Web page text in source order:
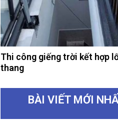
Thi công giếng trời kết hợp
thang
BÀI VIẾT MỚI